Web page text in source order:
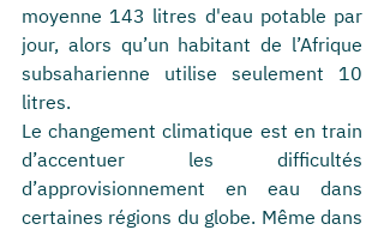
moyenne 143 litres d'eau potable par
jour, alors qu’un habitant de l’Afrique
subsaharienne utilise seulement 10
litres.
Le changement climatique est en train
d’accentuer les difficultés
d’approvisionnement en eau dans
certaines régions du globe. Même dans